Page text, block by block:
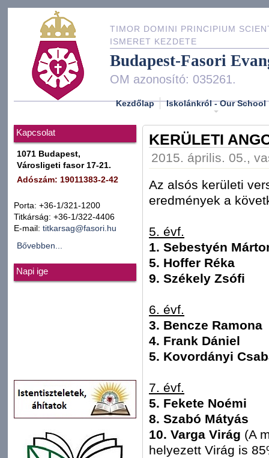
TIMOR DOMINI PRINCIPIUM
ISMERET KEZDETE
Budapest-Fasori
OM azonosító: 035261.
Kezdőlap Iskolánkról - Our School
Kapcsolat
1071 Budapest,
Városligeti fasor 17-21.
Adószám: 19011383-2-42
Porta: +36-1/321-1200
Titkárság: +36-1/322-4406
E-mail: titkarsag@fasori.hu
Bővebben...
Napi ige
KERÜLETI
2015. április. 05.,
Az alsós kerületi
eredmények a
5. évf.
1. Sebestyén
5. Hoffer Réka
9. Székely Zsófi
6. évf.
3. Bencze Ramona
4. Frank Dániel
5. Kovordányi
7. évf.
5. Fekete Noémi
8. Szabó Mátyás
10. Varga Virág (A
helyezett Virág is